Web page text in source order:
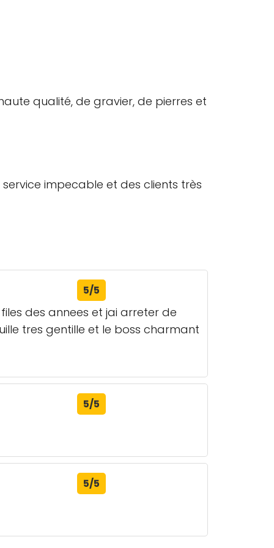
qualité, de gravier, de pierres et
impecable et des clients très
5/5
des annees et jai arreter de
tres gentille et le boss charmant
5/5
5/5